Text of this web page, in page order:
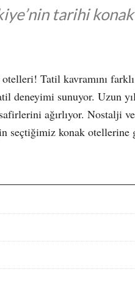
tarihi
Tatil kavramını
deneyimi sunuyor. Uzun
ağırlıyor. Nostalji
seçtiğimiz konak otellerine